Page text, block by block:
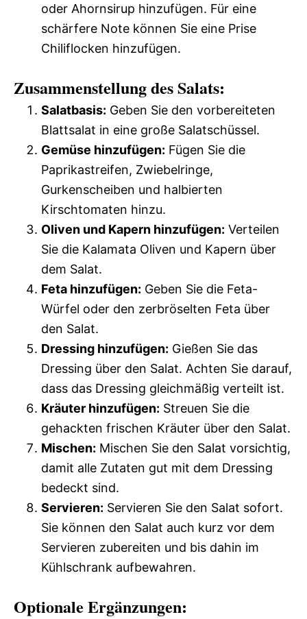
oder Ahornsirup hinzufügen. Für eine
schärfere Note können Sie eine Prise
Chiliflocken hinzufügen.
Zusammenstellung des Salats:
Salatbasis: Geben Sie den vorbereiteten
Blattsalat in eine große Salatschüssel.
Gemüse hinzufügen: Fügen Sie die
Paprikastreifen, Zwiebelringe,
Gurkenscheiben und halbierten
Kirschtomaten hinzu.
Oliven und Kapern hinzufügen: Verteilen
Sie die Kalamata Oliven und Kapern über
dem Salat.
Feta hinzufügen: Geben Sie die Feta-
Würfel oder den zerbröselten Feta über
den Salat.
Dressing hinzufügen: Gießen Sie das
Dressing über den Salat. Achten Sie darauf,
dass das Dressing gleichmäßig verteilt ist.
Kräuter hinzufügen: Streuen Sie die
gehackten frischen Kräuter über den Salat.
Mischen: Mischen Sie den Salat vorsichtig,
damit alle Zutaten gut mit dem Dressing
bedeckt sind.
Servieren: Servieren Sie den Salat sofort.
Sie können den Salat auch kurz vor dem
Servieren zubereiten und bis dahin im
Kühlschrank aufbewahren.
Optionale Ergänzungen: